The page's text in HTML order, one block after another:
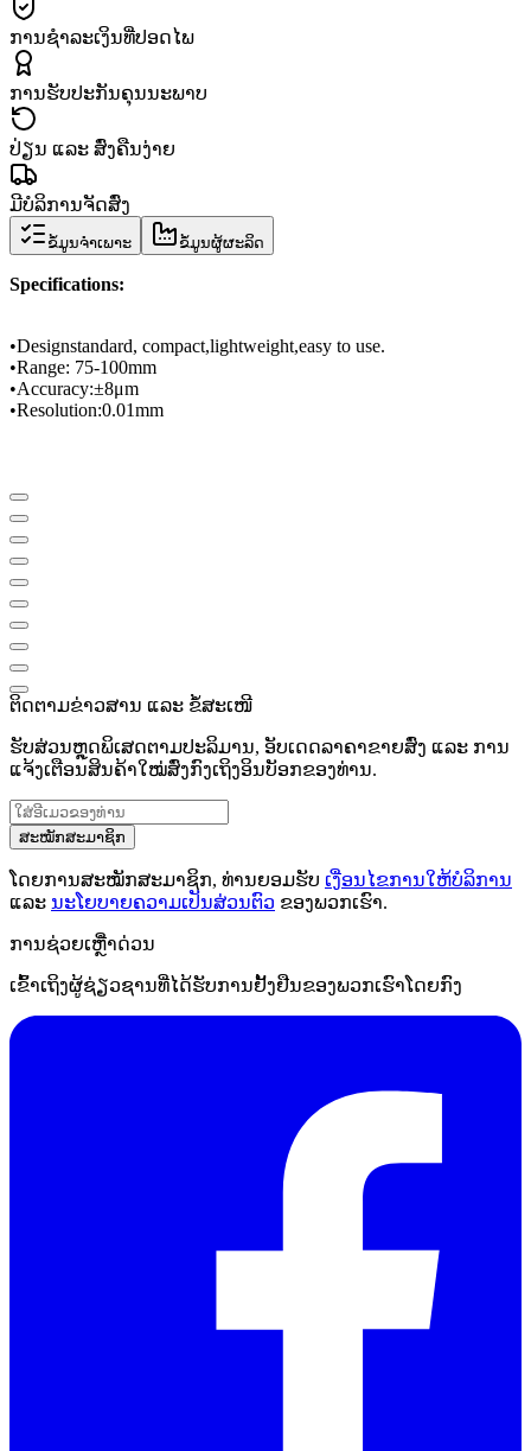
ການຊຳລະເງິນທີ່ປອດໄພ
ການຮັບປະກັນຄຸນນະພາບ
ປ່ຽນ ແລະ ສົ່ງຄືນງ່າຍ
ມີບໍລິການຈັດສົ່ງ
ຂໍ້ມູນຈຳເພາະ ຂໍ້ມູນຜູ້ຜະລິດ
Specifications:
•Designstandard, compact,lightweight,easy to use.
•Range: 75-100mm
•Accuracy:±8μm
•Resolution:0.01mm
ຕິດຕາມຂ່າວສານ ແລະ ຂໍ້ສະເໜີ
ຮັບສ່ວນຫຼຸດພິເສດຕາມປະລິມານ, ອັບເດດລາຄາຂາຍສົ່ງ ແລະ ການ
ແຈ້ງເຕືອນສິນຄ້າໃໝ່ສົ່ງກົງເຖິງອິນບັອກຂອງທ່ານ.
ສະໝັກສະມາຊິກ
ໂດຍການສະໝັກສະມາຊິກ, ທ່ານຍອມຮັບ ເງື່ອນໄຂການໃຫ້ບໍລິການ
ແລະ ນະໂຍບາຍຄວາມເປັນສ່ວນຕົວ ຂອງພວກເຮົາ.
ການຊ່ວຍເຫຼືໍາດ່ວນ
ເຂົ້າເຖິງຜູ້ຊ່ຽວຊານທີ່ໄດ້ຮັບການຢັ້ງຢືນຂອງພວກເຮົາໂດຍກົງ